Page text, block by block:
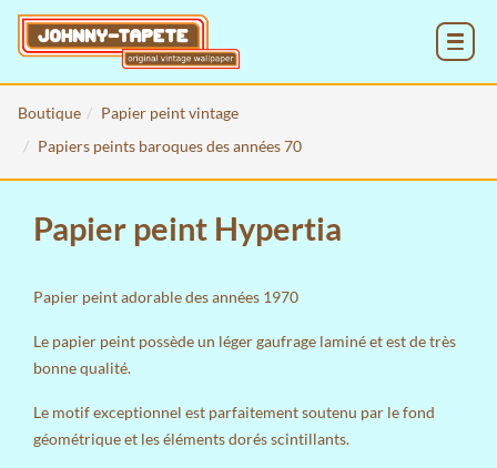
Boutique
Papier peint vintage
Papiers peints baroques des années 70
Papier peint Hypertia
Papier peint adorable des années 1970
Le papier peint possède un léger gaufrage laminé et est de très
bonne qualité.
Le motif exceptionnel est parfaitement soutenu par le fond
géométrique et les éléments dorés scintillants.